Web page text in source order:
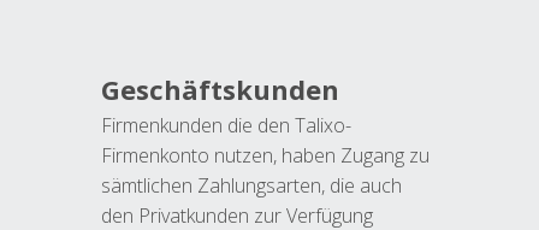
Geschäftskunden
Firmenkunden die den Talixo-
Firmenkonto nutzen, haben Zugang zu
sämtlichen Zahlungsarten, die auch
den Privatkunden zur Verfügung